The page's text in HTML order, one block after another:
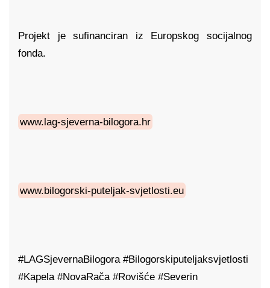
Projekt je sufinanciran iz Europskog socijalnog
fonda.
www.lag-sjeverna-bilogora.hr
www.bilogorski-puteljak-svjetlosti.eu
#LAGSjevernaBilogora #Bilogorskiputeljaksvjetlosti
#Kapela #NovaRača #Rovišće #Severin